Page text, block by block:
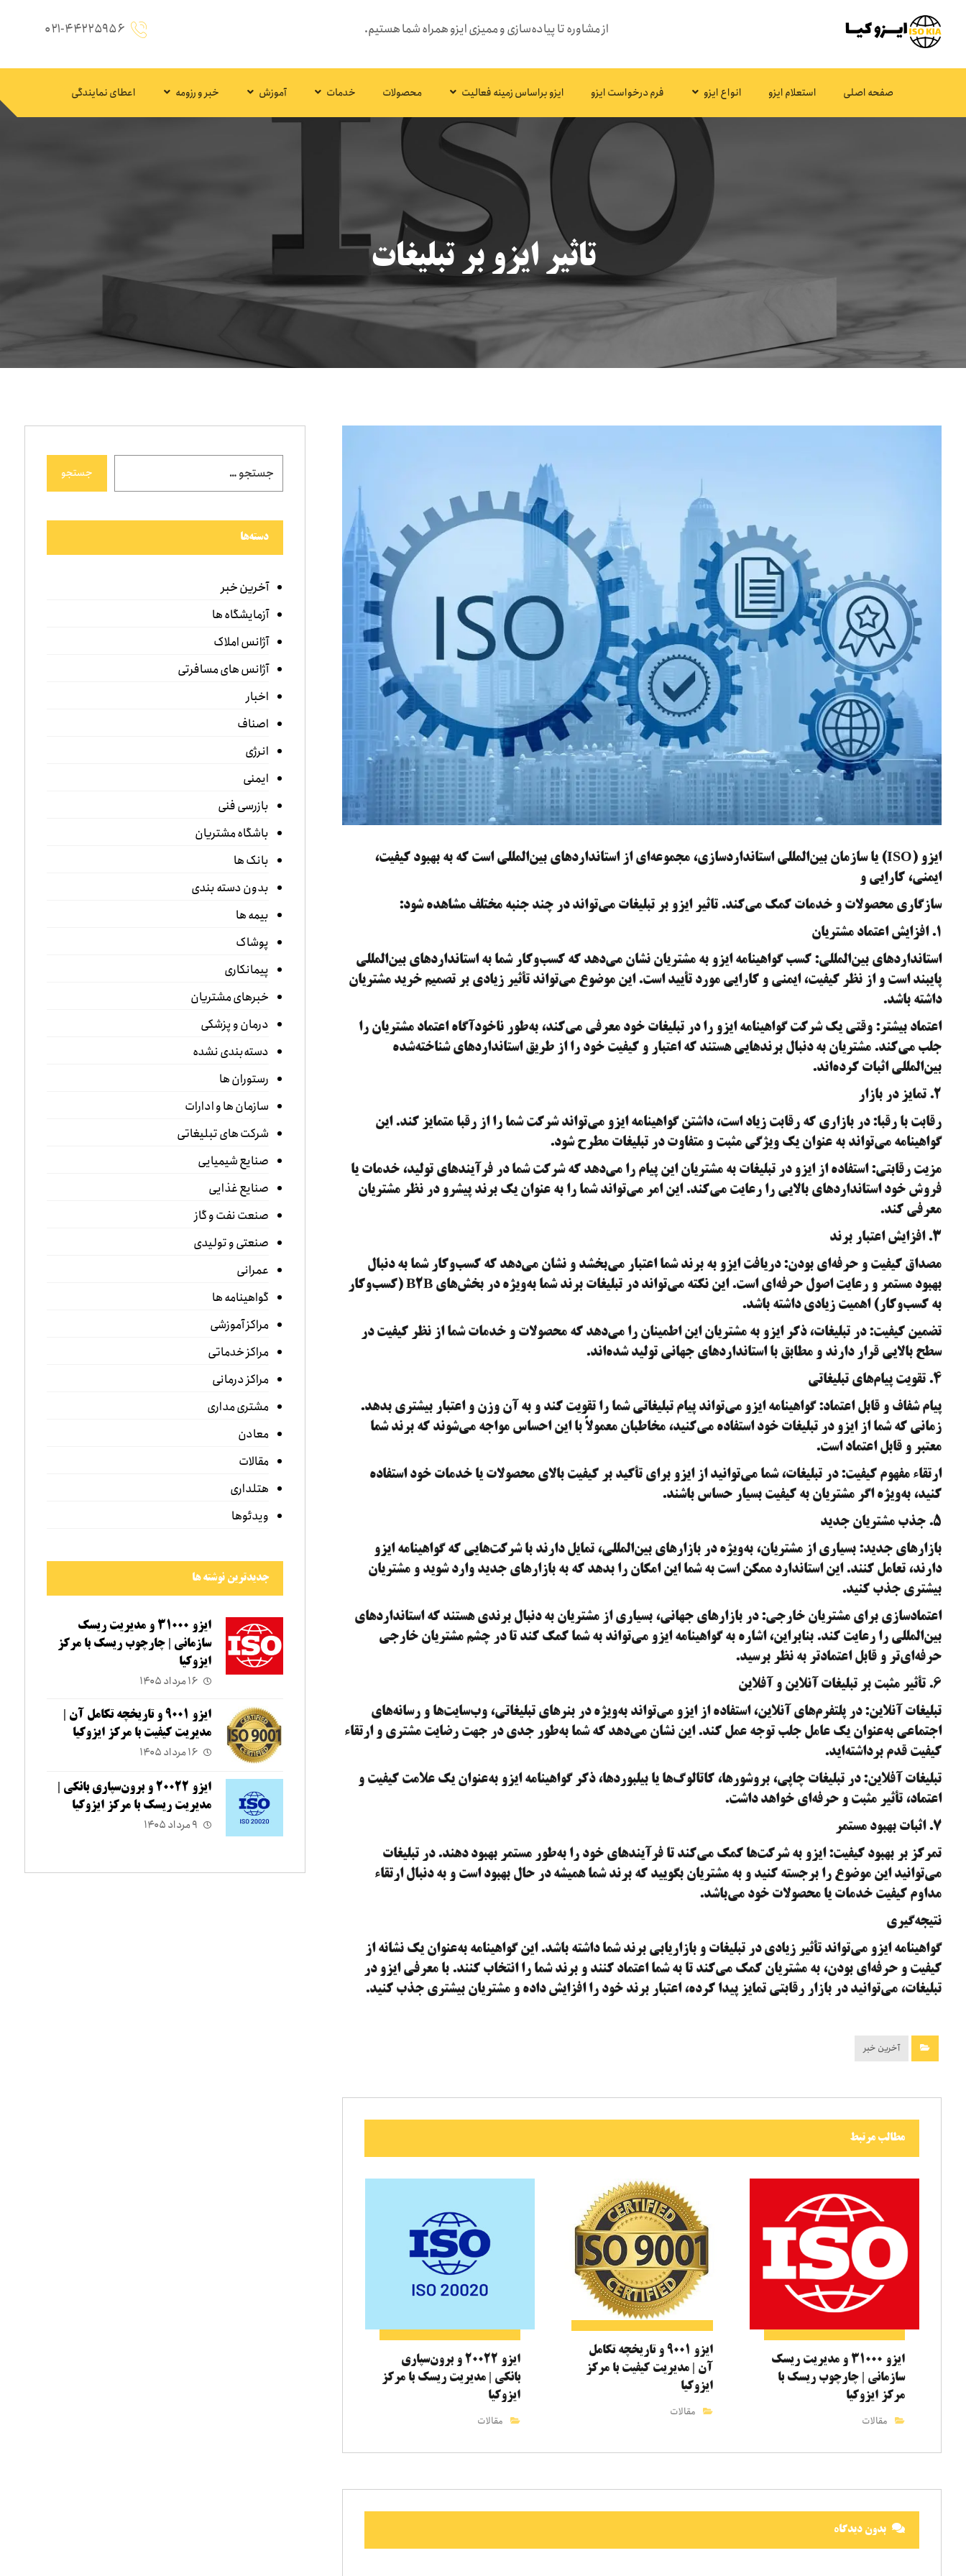
از مشاوره تا پیاده‌سازی و ممیزی ایزو همراه شما هستیم. ۰۲۱-۴۴۲۲۵۹۵۶
صفحه اصلی استعلام ایزو انواع ایزو فرم درخواست ایزو ایزو براساس زمینه فعالیت محصولات خدمات آموزش خبر و رزومه اعطای نمایندگی
تاثیر ایزو بر تبلیغات
ایزو (ISO) یا سازمان بین‌المللی استانداردسازی، مجموعه‌ای از استانداردهای بین‌المللی است که به بهبود کیفیت،
ایمنی، کارایی و
سازگاری محصولات و خدمات کمک می‌کند. تاثیر ایزو بر تبلیغات می‌تواند در چند جنبه مختلف مشاهده شود:
۱. افزایش اعتماد مشتریان
استانداردهای بین‌المللی: کسب گواهینامه ایزو به مشتریان نشان می‌دهد که کسب‌وکار شما به استانداردهای بین‌المللی
پایبند است و از نظر کیفیت، ایمنی و کارایی مورد تأیید است. این موضوع می‌تواند تأثیر زیادی بر تصمیم خرید مشتریان
داشته باشد.
اعتماد بیشتر: وقتی یک شرکت گواهینامه ایزو را در تبلیغات خود معرفی می‌کند، به‌طور ناخودآگاه اعتماد مشتریان را
جلب می‌کند. مشتریان به دنبال برندهایی هستند که اعتبار و کیفیت خود را از طریق استانداردهای شناخته‌شده
بین‌المللی اثبات کرده‌اند.
۲. تمایز در بازار
رقابت با رقبا: در بازاری که رقابت زیاد است، داشتن گواهینامه ایزو می‌تواند شرکت شما را از رقبا متمایز کند. این
گواهینامه می‌تواند به عنوان یک ویژگی مثبت و متفاوت در تبلیغات مطرح شود.
مزیت رقابتی: استفاده از ایزو در تبلیغات به مشتریان این پیام را می‌دهد که شرکت شما در فرآیندهای تولید، خدمات یا
فروش خود استانداردهای بالایی را رعایت می‌کند. این امر می‌تواند شما را به عنوان یک برند پیشرو در نظر مشتریان
معرفی کند.
۳. افزایش اعتبار برند
مصداق کیفیت و حرفه‌ای بودن: دریافت ایزو به برند شما اعتبار می‌بخشد و نشان می‌دهد که کسب‌وکار شما به دنبال
بهبود مستمر و رعایت اصول حرفه‌ای است. این نکته می‌تواند در تبلیغات برند شما به‌ویژه در بخش‌های B2B (کسب‌وکار
به کسب‌وکار) اهمیت زیادی داشته باشد.
تضمین کیفیت: در تبلیغات، ذکر ایزو به مشتریان این اطمینان را می‌دهد که محصولات و خدمات شما از نظر کیفیت در
سطح بالایی قرار دارند و مطابق با استانداردهای جهانی تولید شده‌اند.
۴. تقویت پیام‌های تبلیغاتی
پیام شفاف و قابل اعتماد: گواهینامه ایزو می‌تواند پیام تبلیغاتی شما را تقویت کند و به آن وزن و اعتبار بیشتری بدهد.
زمانی که شما از ایزو در تبلیغات خود استفاده می‌کنید، مخاطبان معمولاً با این احساس مواجه می‌شوند که برند شما
معتبر و قابل اعتماد است.
ارتقاء مفهوم کیفیت: در تبلیغات، شما می‌توانید از ایزو برای تأکید بر کیفیت بالای محصولات یا خدمات خود استفاده
کنید، به‌ویژه اگر مشتریان به کیفیت بسیار حساس باشند.
۵. جذب مشتریان جدید
بازارهای جدید: بسیاری از مشتریان، به‌ویژه در بازارهای بین‌المللی، تمایل دارند با شرکت‌هایی که گواهینامه ایزو
دارند، تعامل کنند. این استاندارد ممکن است به شما این امکان را بدهد که به بازارهای جدید وارد شوید و مشتریان
بیشتری جذب کنید.
اعتمادسازی برای مشتریان خارجی: در بازارهای جهانی، بسیاری از مشتریان به دنبال برندی هستند که استانداردهای
بین‌المللی را رعایت کند. بنابراین، اشاره به گواهینامه ایزو می‌تواند به شما کمک کند تا در چشم مشتریان خارجی
حرفه‌ای‌تر و قابل اعتمادتر به نظر برسید.
۶. تأثیر مثبت بر تبلیغات آنلاین و آفلاین
تبلیغات آنلاین: در پلتفرم‌های آنلاین، استفاده از ایزو می‌تواند به‌ویژه در بنرهای تبلیغاتی، وب‌سایت‌ها و رسانه‌های
اجتماعی به‌عنوان یک عامل جلب توجه عمل کند. این نشان می‌دهد که شما به‌طور جدی در جهت رضایت مشتری و ارتقاء
کیفیت قدم برداشته‌اید.
تبلیغات آفلاین: در تبلیغات چاپی، بروشورها، کاتالوگ‌ها یا بیلبوردها، ذکر گواهینامه ایزو به‌عنوان یک علامت کیفیت و
اعتماد، تأثیر مثبت و حرفه‌ای خواهد داشت.
۷. اثبات بهبود مستمر
تمرکز بر بهبود کیفیت: ایزو به شرکت‌ها کمک می‌کند تا فرآیندهای خود را به‌طور مستمر بهبود دهند. در تبلیغات
می‌توانید این موضوع را برجسته کنید و به مشتریان بگویید که برند شما همیشه در حال بهبود است و به دنبال ارتقاء
مداوم کیفیت خدمات یا محصولات خود می‌باشد.
نتیجه‌گیری
گواهینامه ایزو می‌تواند تأثیر زیادی در تبلیغات و بازاریابی برند شما داشته باشد. این گواهینامه به‌عنوان یک نشانه از
کیفیت و حرفه‌ای بودن، به مشتریان کمک می‌کند تا به شما اعتماد کنند و برند شما را انتخاب کنند. با معرفی ایزو در
تبلیغات، می‌توانید در بازار رقابتی تمایز پیدا کرده، اعتبار برند خود را افزایش داده و مشتریان بیشتری جذب کنید.
آخرین خبر
مطالب مرتبط
ایزو ۳۱۰۰۰ و مدیریت ریسک
سازمانی | چارچوب ریسک با
مرکز ایزوکیا
مقالات
ایزو ۹۰۰۱ و تاریخچه تکامل
آن | مدیریت کیفیت با مرکز
ایزوکیا
مقالات
ایزو ۲۰۰۲۲ و برون‌سپاری
بانکی | مدیریت ریسک با مرکز
ایزوکیا
مقالات
بدون دیدگاه
جستجو
دسته‌ها
آخرین خبر
آزمایشگاه ها
آژانس املاک
آژانس های مسافرتی
اخبار
اصناف
انرژی
ایمنی
بازرسی فنی
باشگاه مشتریان
بانک ها
بدون دسته بندی
بیمه ها
پوشاک
پیمانکاری
خبرهای مشتریان
درمان و پزشکی
دسته‌بندی نشده
رستوران ها
سازمان ها و ادارات
شرکت های تبلیغاتی
صنایع شیمیایی
صنایع غذایی
صنعت نفت و گاز
صنعتی و تولیدی
عمرانی
گواهینامه ها
مراکز آموزشی
مراکز خدماتی
مراکز درمانی
مشتری مداری
معادن
مقالات
هتلداری
ویدئوها
جدیدترین نوشته ها
ایزو ۳۱۰۰۰ و مدیریت ریسک
سازمانی | چارچوب ریسک با مرکز
ایزوکیا
۱۶ مرداد ۱۴۰۵
ایزو ۹۰۰۱ و تاریخچه تکامل آن |
مدیریت کیفیت با مرکز ایزوکیا
۱۶ مرداد ۱۴۰۵
ایزو ۲۰۰۲۲ و برون‌سپاری بانکی |
مدیریت ریسک با مرکز ایزوکیا
۹ مرداد ۱۴۰۵